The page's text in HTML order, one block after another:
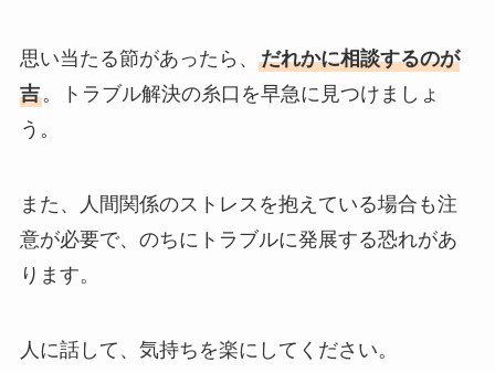
思い当たる節があったら、 だれかに相談するのが
吉。トラブル解決の糸口を早急に見つけましょ
う。
また、人間関係のストレスを抱えている場合も注
意が必要で、のちにトラブルに発展する恐れがあ
ります。
人に話して、気持ちを楽にしてください。